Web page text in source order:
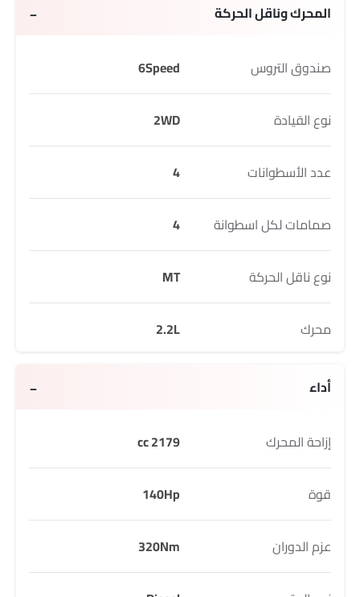
المحرك وناقل الحركة
صندوق التروس 6Speed
نوع القيادة 2WD
عدد الأسطوانات 4
صمامات لكل اسطوانة 4
نوع ناقل الحركة MT
محرك 2.2L
أداء
إزاحة المحرك 2179 cc
قوة 140Hp
عزم الدوران 320Nm